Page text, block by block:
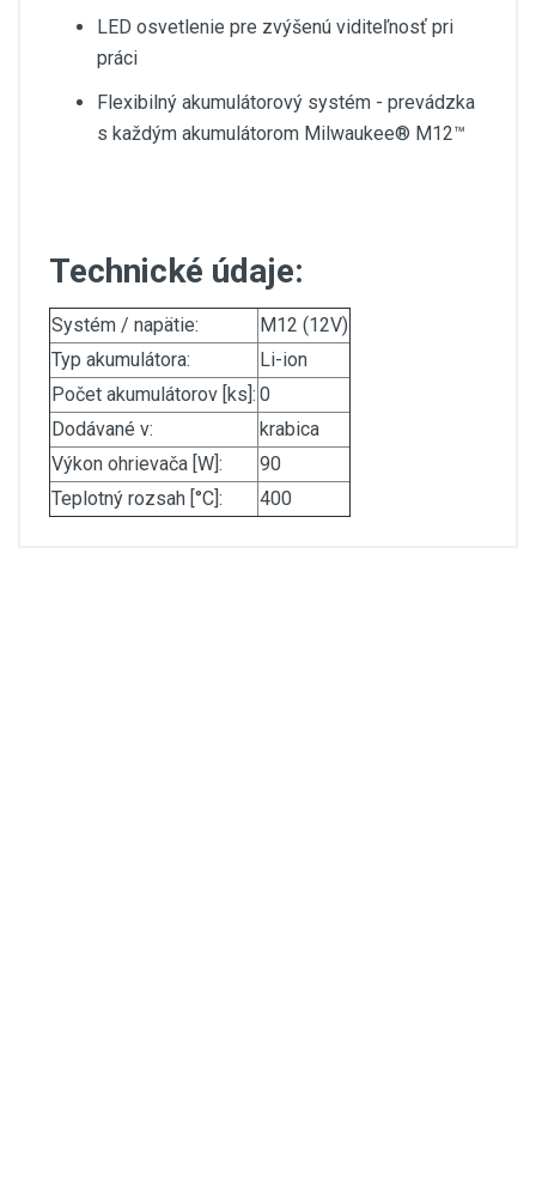
LED osvetlenie pre zvýšenú viditeľnosť pri
práci
Flexibilný akumulátorový systém - prevádzka
s každým akumulátorom Milwaukee® M12™
Technické údaje:
Systém / napätie:
M12 (12V)
Typ akumulátora:
Li-ion
Počet akumulátorov [ks]: 0
Dodávané v:
krabica
Výkon ohrievača [W]:
90
Teplotný rozsah [°C]:
400